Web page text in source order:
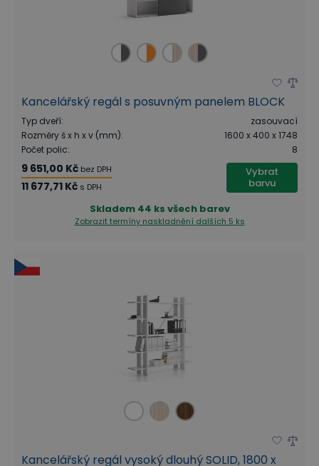
Kancelářský regál s posuvným panelem BLOCK
Typ dveří:
zasouvací
Rozměry š x h x v (mm):
1600 x 400 x 1748
Počet polic: 8
9 651,00 Kč bez DPH
11 677,71 Kč s DPH
Vybrat
barvu
Skladem 44 ks všech barev
Zobrazit termíny naskladnění dalších 5 ks
Kancelářský regál vysoký dlouhý SOLID, 1800 x